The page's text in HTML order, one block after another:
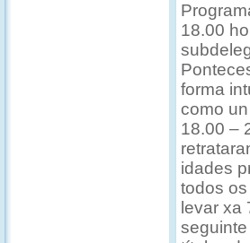
18.00
forma
como
18.00 –
idades
todos
levar xa